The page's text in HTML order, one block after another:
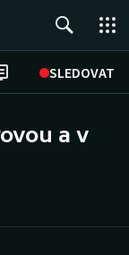
SLEDOVAT
a v